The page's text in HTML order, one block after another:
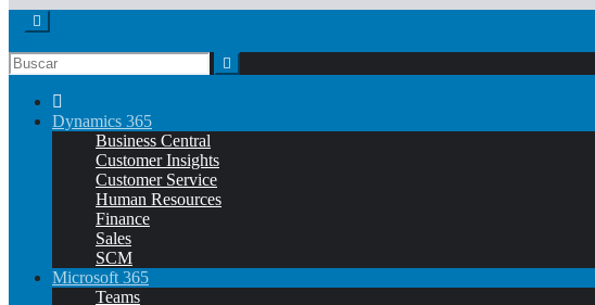
Dynamics 365
Business Central
Customer Insights
Customer Service
Human Resources
Finance
Sales
SCM
Microsoft 365
Teams